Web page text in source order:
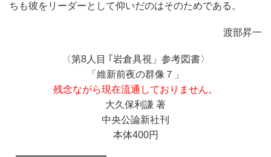
ちも彼をリーダーとして仰いだのはそのためである。
渡部昇一
〈第8人目 ｢岩倉具視 」参考図書〉
「維新前夜の群像７」
残念ながら現在流通しておりません。
大久保利謙 著
中央公論新社刊
本体400円